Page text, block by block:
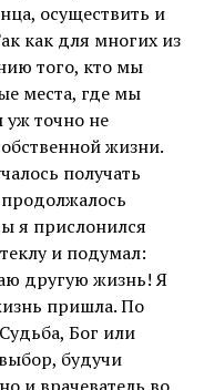
осуществить и
как для многих из
того, кто мы
места, где мы
точно не
жизни.
получать
я прислонился
и подумал:
другую жизнь! Я
пришла. По
Бог или
будучи